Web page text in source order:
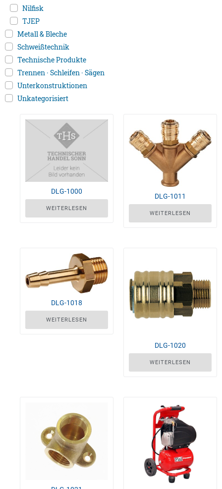
Nilfisk
TJEP
Metall & Bleche
Schweißtechnik
Technische Produkte
Trennen · Schleifen · Sägen
Unterkonstruktionen
Unkategorisiert
DLG-1000
WEITERLESEN
DLG-1011
WEITERLESEN
DLG-1018
WEITERLESEN
DLG-1020
WEITERLESEN